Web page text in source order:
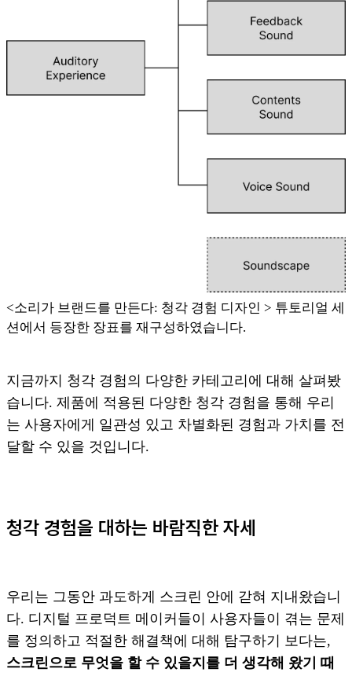
<소리가 브랜드를 만든다: 청각 경험 디자인 > 튜토리얼 세
션에서 등장한 장표를 재구성하였습니다.
지금까지 청각 경험의 다양한 카테고리에 대해 살펴봤
습니다. 제품에 적용된 다양한 청각 경험을 통해 우리
는 사용자에게 일관성 있고 차별화된 경험과 가치를 전
달할 수 있을 것입니다.
청각 경험을 대하는 바람직한 자세
우리는 그동안 과도하게 스크린 안에 갇혀 지내왔습니
다. 디지털 프로덕트 메이커들이 사용자들이 겪는 문제
를 정의하고 적절한 해결책에 대해 탐구하기 보다는,
스크린으로 무엇을 할 수 있을지를 더 생각해 왔기 때